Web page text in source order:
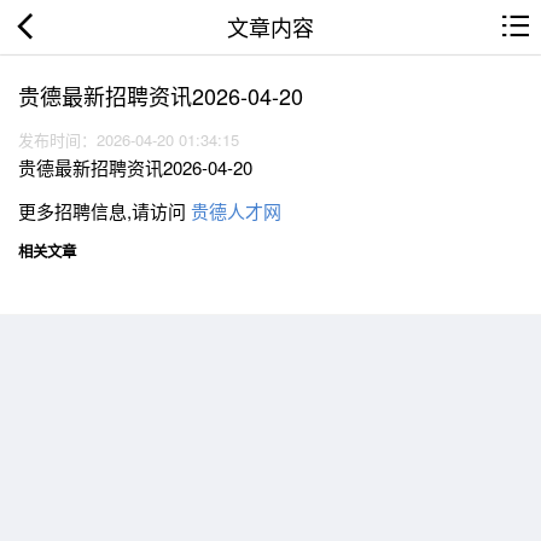
文章内容
贵德最新招聘资讯2026-04-20
发布时间：2026-04-20 01:34:15
贵德最新招聘资讯2026-04-20
更多招聘信息,请访问 贵德人才网
相关文章